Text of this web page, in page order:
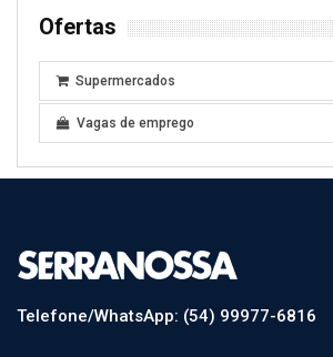
Ofertas
Supermercados
Vagas de emprego
Telefone/WhatsApp: (54) 99977-6816